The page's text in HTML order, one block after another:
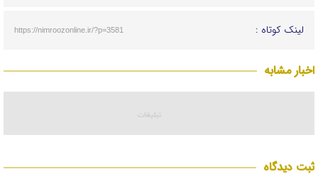
لینک کوتاه : https://nimroozonline.ir/?p=3581
اخبار مشابه
ثبت دیدگاه